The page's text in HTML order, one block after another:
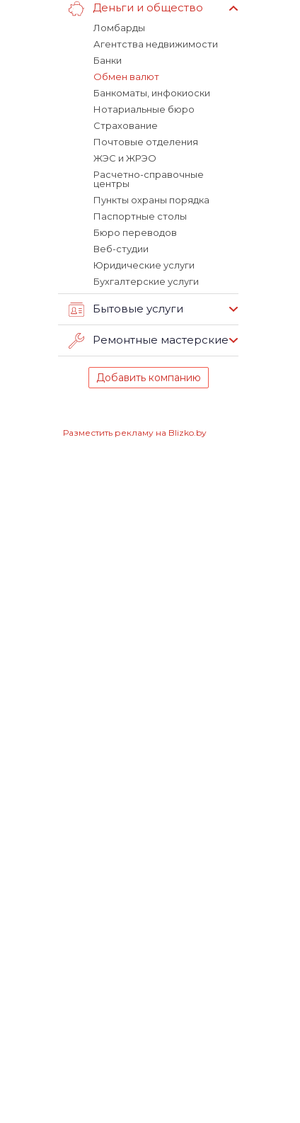
Деньги и общество
Ломбарды
Агентства недвижимости
Банки
Обмен валют
Банкоматы, инфокиоски
Нотариальные бюро
Страхование
Почтовые отделения
ЖЭС и ЖРЭО
Расчетно-справочные
центры
Пункты охраны порядка
Паспортные столы
Бюро переводов
Веб-студии
Юридические услуги
Бухгалтерские услуги
Бытовые услуги
Ремонтные мастерские
Добавить компанию
Разместить рекламу на Blizko.by